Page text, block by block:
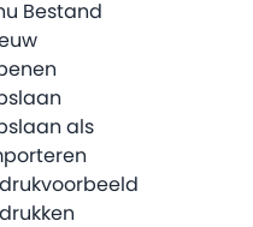
Bestand
als